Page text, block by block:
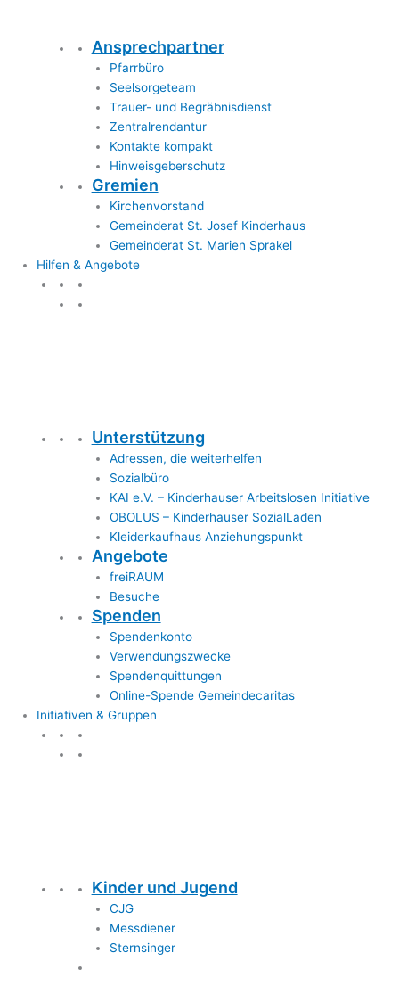
Ansprechpartner
Pfarrbüro
Seelsorgeteam
Trauer- und Begräbnisdienst
Zentralrendantur
Kontakte kompakt
Hinweisgeberschutz
Gremien
Kirchenvorstand
Gemeinderat St. Josef Kinderhaus
Gemeinderat St. Marien Sprakel
Hilfen & Angebote
Unterstützung
Adressen, die weiterhelfen
Sozialbüro
KAI e.V. – Kinderhauser Arbeitslosen Initiative
OBOLUS – Kinderhauser SozialLaden
Kleiderkaufhaus Anziehungspunkt
Angebote
freiRAUM
Besuche
Spenden
Spendenkonto
Verwendungszwecke
Spendenquittungen
Online-Spende Gemeindecaritas
Initiativen & Gruppen
Kinder und Jugend
CJG
Messdiener
Sternsinger